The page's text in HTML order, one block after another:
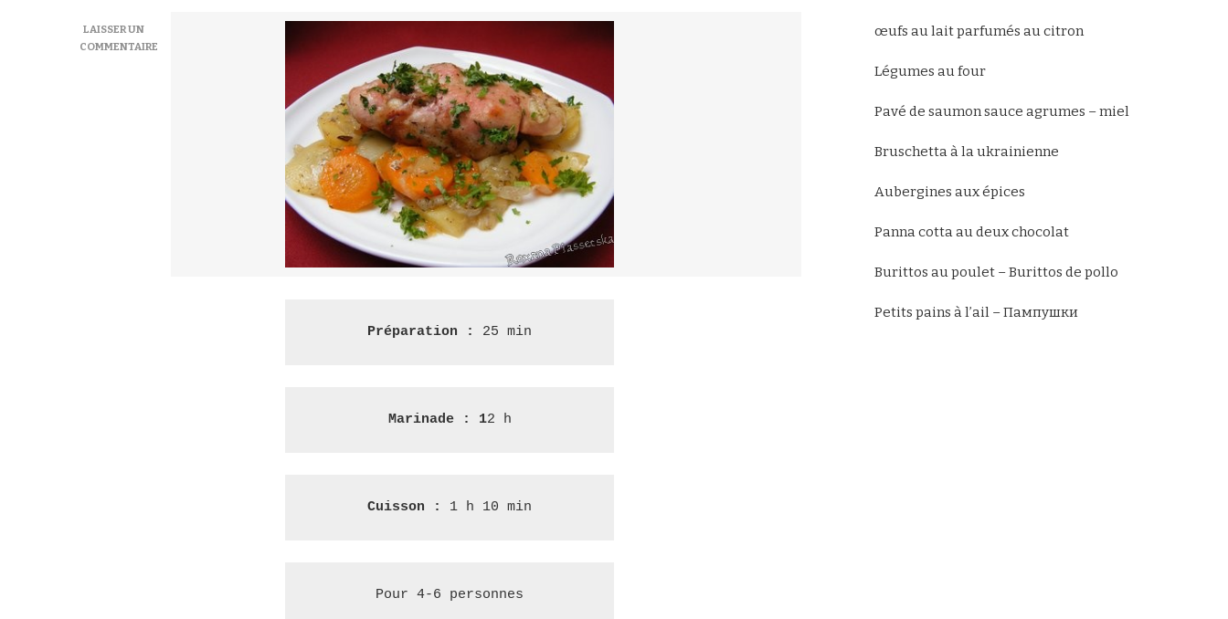
LAISSER UN
COMMENTAIRE
Préparation : 25 min
Marinade : 12 h
Cuisson : 1 h 10 min
Pour 4-6 personnes
œufs au lait parfumés au citron
Légumes au four
Pavé de saumon sauce agrumes – miel
Bruschetta à la ukrainienne
Aubergines aux épices
Panna cotta au deux chocolat
Burittos au poulet – Burittos de pollo
Petits pains à l’ail – Пампушки